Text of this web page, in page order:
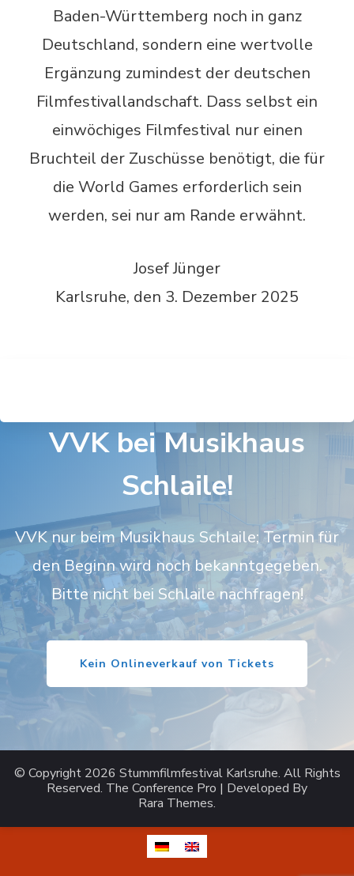
Baden-Württemberg noch in ganz
Deutschland, sondern eine wertvolle
Ergänzung zumindest der deutschen
Filmfestivallandschaft. Dass selbst ein
einwöchiges Filmfestival nur einen
Bruchteil der Zuschüsse benötigt, die für
die World Games erforderlich sein
werden, sei nur am Rande erwähnt.
Josef Jünger
Karlsruhe, den 3. Dezember 2025
VVK bei Musikhaus
Schlaile!
VVK nur beim Musikhaus Schlaile; Termin für
den Beginn wird noch bekanntgegeben.
Bitte nicht bei Schlaile nachfragen!
Kein Onlineverkauf von Tickets
© Copyright 2026 Stummfilmfestival Karlsruhe. All Rights
Reserved. The Conference Pro | Developed By
Rara Themes.